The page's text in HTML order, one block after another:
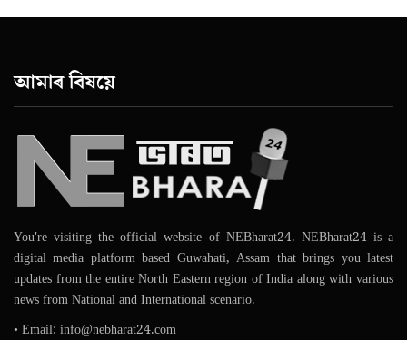
আমাৰ বিষয়ে
You're visiting the official website of NEBharat24. NEBharat24 is a
digital media platform based Guwahati, Assam that brings you latest
updates from the entire North Eastern region of India along with various
news from National and International scenario.
• Email: info@nebharat24.com